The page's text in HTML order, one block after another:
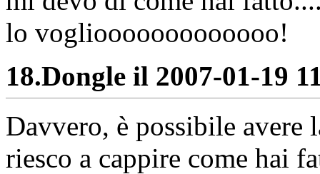
lo vogliooooooooooooo!
18.Dongle il 2007-01-19
Davvero, è possibile avere
riesco a cappire come hai